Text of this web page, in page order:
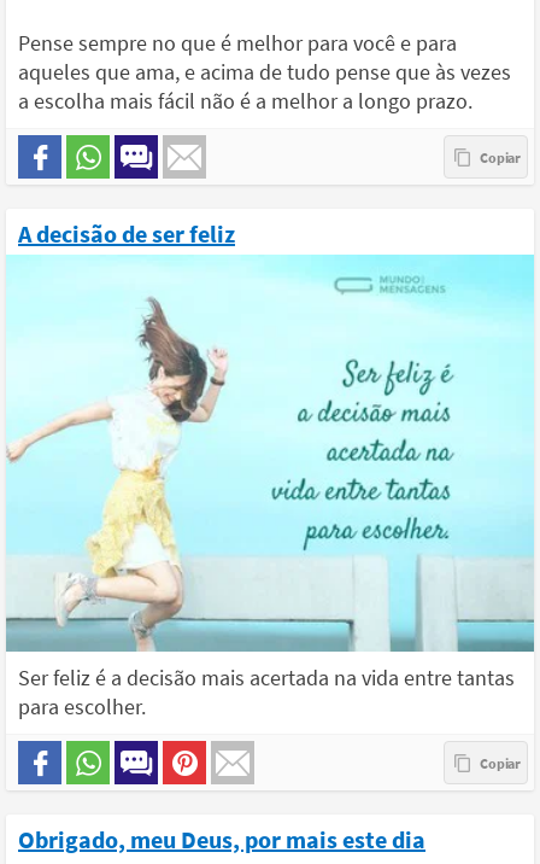
Pense sempre no que é melhor para você e para
aqueles que ama, e acima de tudo pense que às vezes
a escolha mais fácil não é a melhor a longo prazo.
A decisão de ser feliz
Ser feliz é a decisão mais acertada na vida entre tantas
para escolher.
Obrigado, meu Deus, por mais este dia